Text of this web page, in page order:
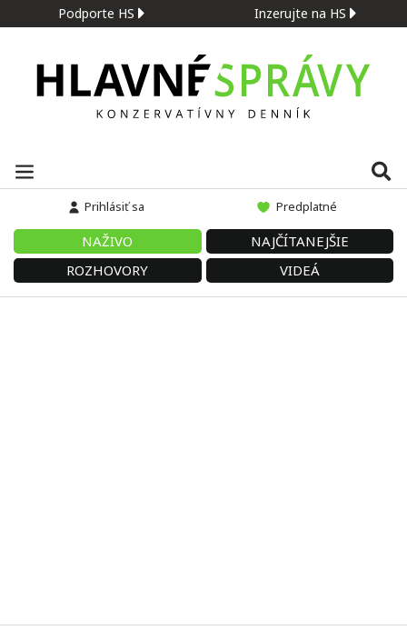
Podporte HS Inzerujte na HS
Prihlásiť sa Predplatné
NAŽIVO
NAJČÍTANEJŠIE
ROZHOVORY
VIDEÁ